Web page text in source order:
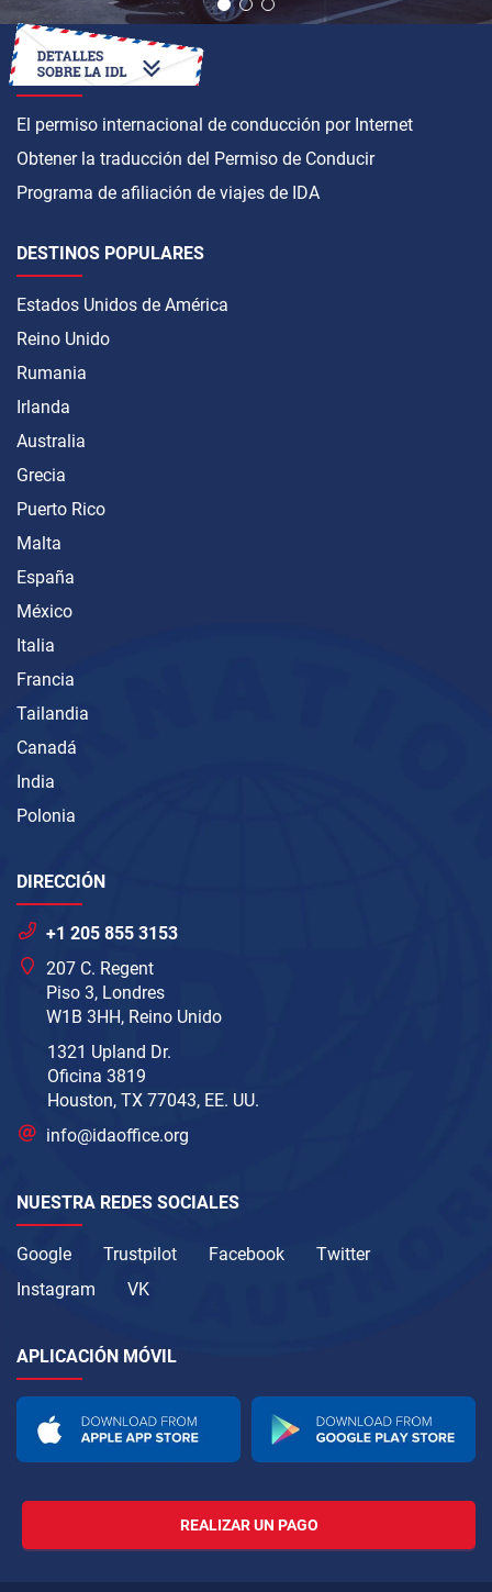
CÓMO OBTENER
El permiso internacional de conducción por Internet
Obtener la traducción del Permiso de Conducir
Programa de afiliación de viajes de IDA
DESTINOS POPULARES
Estados Unidos de América
Reino Unido
Rumania
Irlanda
Australia
Grecia
Puerto Rico
Malta
España
México
Italia
Francia
Tailandia
Canadá
India
Polonia
DIRECCIÓN
+1 205 855 3153
207 C. Regent
Piso 3, Londres
W1B 3HH, Reino Unido
1321 Upland Dr.
Oficina 3819
Houston, TX 77043, EE. UU.
info@idaoffice.org
NUESTRA REDES SOCIALES
Google Trustpilot Facebook
Twitter
Instagram
VK
APLICACIÓN MÓVIL
REALIZAR UN PAGO